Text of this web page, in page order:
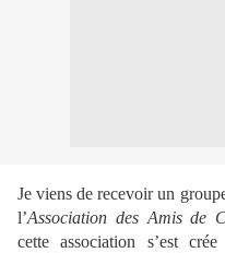
Je viens de recevoir un
l’Association des Amis de
cette association s’est